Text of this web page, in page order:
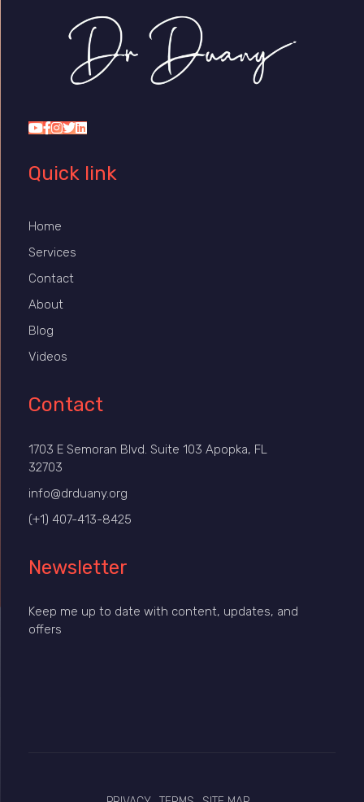
Quick link
Home
Services
Contact
About
Blog
Videos
Contact
1703 E Semoran Blvd. Suite 103 Apopka, FL
32703
info@drduany.org
(+1) 407-413-8425
Newsletter
Keep me up to date with content, updates, and
offers